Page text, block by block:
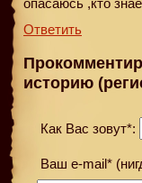
Ответить
историю
Как Вас зовут*:
Ваш e-mail*